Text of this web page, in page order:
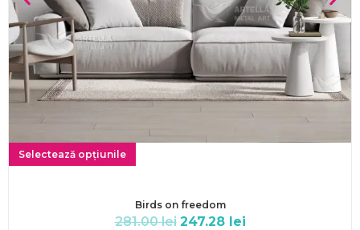
Selectează opțiunile
Birds on freedom
281.00lei 247.28 lei